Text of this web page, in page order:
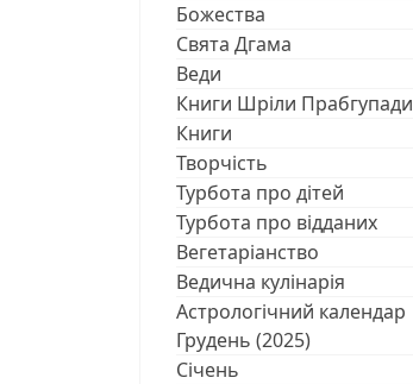
Божества
Свята Дгама
Веди
Книги Шріли Прабгупади
Книги
Творчість
Турбота про дітей
Турбота про відданих
Вегетаріанство
Ведична кулінарія
Астрологічний календар
Грудень (2025)
Січень